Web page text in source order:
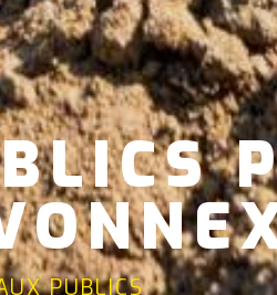
PUBLICS